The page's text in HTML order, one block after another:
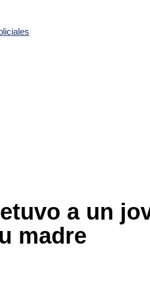
a un
madre